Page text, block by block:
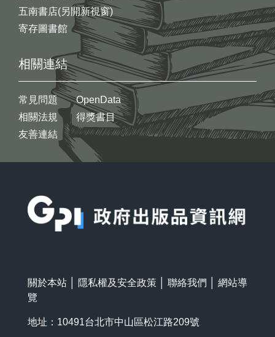
五南書店(另開新視窗)
寄存圖書館
相關連結
常見問題
相關法規
友善連結
OpenData
得獎書目
關於本站 隱私權及安全政策 聯絡我們
網站導
覽
地址：10491台北市中山區松江路209號